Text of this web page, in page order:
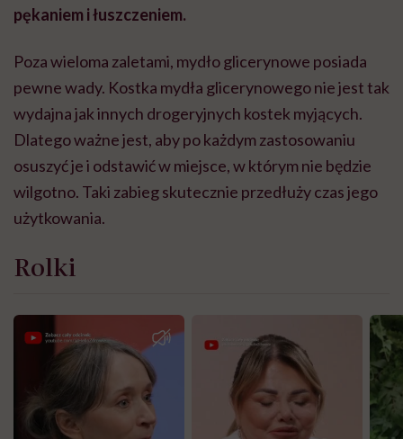
pękaniem i łuszczeniem.
Poza wieloma zaletami, mydło glicerynowe posiada
pewne wady. Kostka mydła glicerynowego nie jest tak
wydajna jak innych drogeryjnych kostek myjących.
Dlatego ważne jest, aby po każdym zastosowaniu
osuszyć je i odstawić w miejsce, w którym nie będzie
wilgotno. Taki zabieg skutecznie przedłuży czas jego
użytkowania.
Rolki